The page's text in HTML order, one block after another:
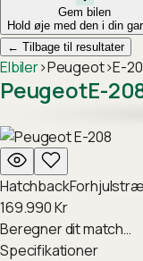
Gem bilen
Hold øje med den i din
← Tilbage til resultater
Elbiler›Peugeot›E-
PeugeotE-
Hatchback
169.990Kr
Beregner dit match…
Specifikationer